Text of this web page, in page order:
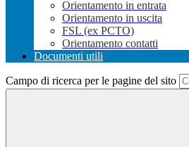
Orientamento in entrata
Orientamento in uscita
FSL (ex PCTO)
Orientamento contatti
Documenti utili
Campo di ricerca per le pagine del sito